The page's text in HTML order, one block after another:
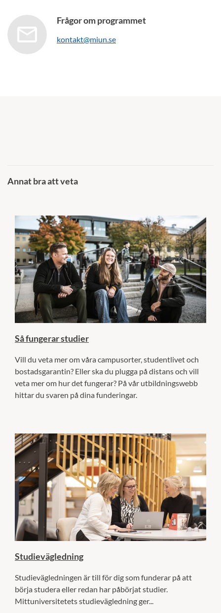
Frågor om programmet
kontakt@miun.se
Annat bra att veta
Så fungerar studier
Vill du veta mer om våra campusorter, studentlivet och
bostadsgarantin? Eller ska du plugga på distans och vill
veta mer om hur det fungerar? På vår utbildningswebb
hittar du svaren på dina funderingar.
Studievägledning
Studievägledningen är till för dig som funderar på att
börja studera eller redan har påbörjat studier.
Mittuniversitetets studievägledning ger...